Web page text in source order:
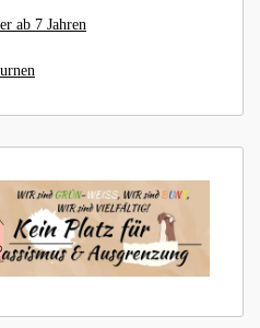
ab 7 Jahren